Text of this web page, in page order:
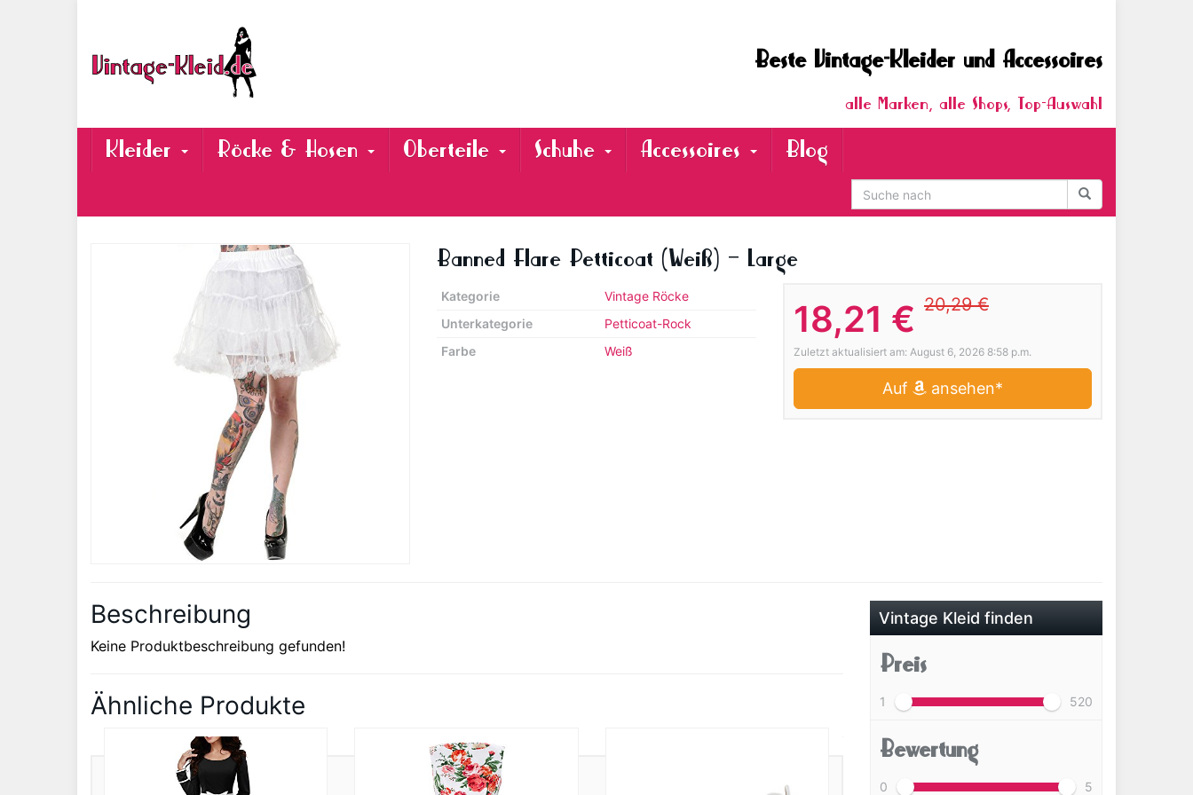
Beste Vintage-Kleider und Accessoires
alle Marken, alle Shops, Top-Auswahl
Kleider Röcke & Hosen Oberteile Schuhe Accessoires Blog
Banned Flare Petticoat (Weiß) – Large
18,21 € 20,29 €
Zuletzt aktualisiert am: August 6, 2026 8:58 p.m.
Auf ansehen*
Kategorie
Vintage Röcke
Unterkategorie
Petticoat-Rock
Farbe
Weiß
Beschreibung
Keine Produktbeschreibung gefunden!
Ähnliche Produkte
Vintage Kleid finden
Preis
1 520
Bewertung
0 5